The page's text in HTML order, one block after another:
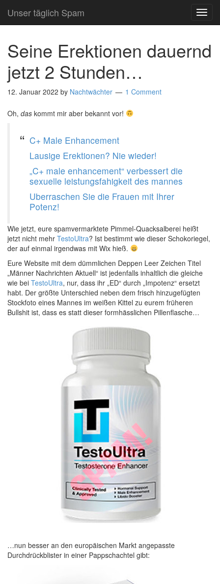
Unser täglich Spam
Seine Erektionen dauernd
jetzt 2 Stunden…
12. Januar 2022 by Nachtwächter 1 Comment
Oh, das kommt mir aber bekannt vor!
C+ Male Enhancement
Lausige Erektionen? Nie wieder!
„C+ male enhancement“ verbessert die
sexuelle leistungsfahigkeit des mannes
Uberraschen Sie die Frauen mit Ihrer
Potenz!
Wie jetzt, eure spamvermarktete Pimmel-Quacksalberei heißt
jetzt nicht mehr TestoUltra? Ist bestimmt wie dieser Schokoriegel,
der auf einmal irgendwas mit Wix hieß.
Eure Website mit dem dümmlichen Deppen Leer Zeichen Titel
„Männer Nachrichten Aktuell“ ist jedenfalls inhaltlich die gleiche
wie bei TestoUltra, nur, dass ihr „ED“ durch „Impotenz“ ersetzt
habt. Der größte Unterschied neben dem frisch hinzugefügten
Stockfoto eines Mannes im weißen Kittel zu eurem früheren
Bullshit ist, dass es statt dieser formhässlichen Pillenflasche…
…nun besser an den europäischen Markt angepasste
Durchdrückblister in einer Pappschachtel gibt: